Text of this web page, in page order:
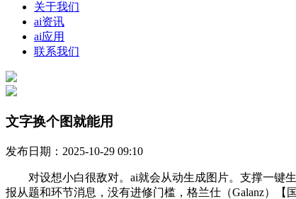
关于我们
ai资讯
ai应用
联系我们
文字换个图就能用
发布日期：2025-10-29 09:10
对设想小白很敌对。ai就会从动生成图片。支撑一键生
报从题和环节消息，没有进修门槛，格兰仕（Galanz）